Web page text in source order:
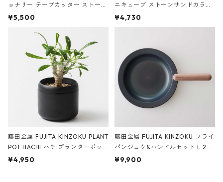
ョナリー テープカッター ストーン
サンドカラー 石調 ideaco Station
¥5,500
ニキューブ ストーンサンドカラー
石調 ideaco Umbrella Stand CUB
E ストーンサンドブラック
¥4,730
藤田金属 FUJITA KINZOKU PLANT
POT HACHI ハチ プランターポッ
ト 3号 ブラック
¥4,950
藤田金属 FUJITA KINZOKU フライ
パンジュウ&ハンドルセット L 24c
m ガス火・IH対応 鉄フライパン
¥9,900